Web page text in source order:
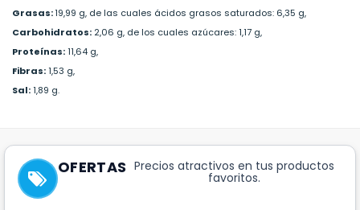
Grasas:19,99 g, de las cuales ácidos grasos saturados: 6,35 g,
Carbohidratos: 2,06 g, de los cuales azúcares: 1,17 g,
Proteínas:11,64 g,
Fibras:1,53 g,
Sal:1,89 g.
OFERTAS Precios atractivos en tus productos
favoritos.